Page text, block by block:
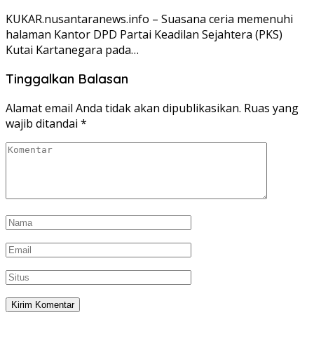
KUKAR.nusantaranews.info – Suasana ceria memenuhi
halaman Kantor DPD Partai Keadilan Sejahtera (PKS)
Kutai Kartanegara pada…
Tinggalkan Balasan
Alamat email Anda tidak akan dipublikasikan. Ruas yang
wajib ditandai *